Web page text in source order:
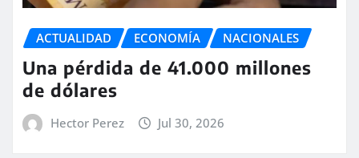
ACTUALIDAD ECONOMÍA NACIONALES
Una pérdida de 41.000 millones
de dólares
Hector Perez Jul 30, 2026